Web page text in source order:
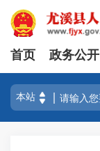
首页 政务公开